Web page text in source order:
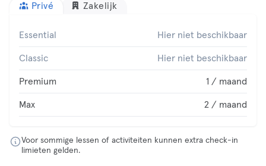
Privé Zakelijk
Essential Hier niet beschikbaar
Classic Hier niet beschikbaar
Premium 1 / maand
Max 2 / maand
Voor sommige lessen of activiteiten kunnen extra check-in
limieten gelden.